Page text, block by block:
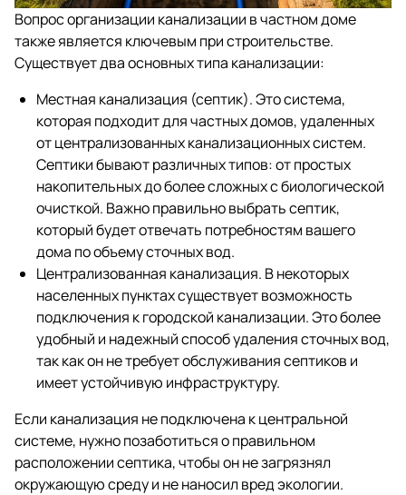
Вопрос организации канализации в частном доме
также является ключевым при строительстве.
Существует два основных типа канализации:
Местная канализация (септик). Это система,
которая подходит для частных домов, удаленных
от централизованных канализационных систем.
Септики бывают различных типов: от простых
накопительных до более сложных с биологической
очисткой. Важно правильно выбрать септик,
который будет отвечать потребностям вашего
дома по объему сточных вод.
Централизованная канализация. В некоторых
населенных пунктах существует возможность
подключения к городской канализации. Это более
удобный и надежный способ удаления сточных вод,
так как он не требует обслуживания септиков и
имеет устойчивую инфраструктуру.
Если канализация не подключена к центральной
системе, нужно позаботиться о правильном
расположении септика, чтобы он не загрязнял
окружающую среду и не наносил вред экологии.